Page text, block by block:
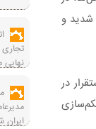
و
در
تجاری
ایران